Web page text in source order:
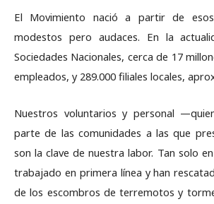
El Movimiento nació a partir de
modestos pero audaces. En la
Sociedades Nacionales, cerca de 17
empleados, y 289.000 filiales locales,
Nuestros voluntarios y personal
parte de las comunidades a las que
son la clave de nuestra labor. Tan solo
trabajado en primera línea y han
de los escombros de terremotos y